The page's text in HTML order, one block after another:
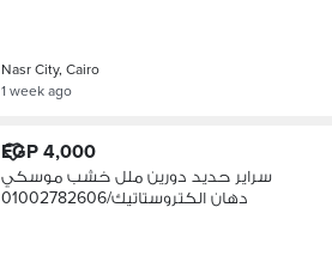
Nasr City, Cairo
1 week ago
EGP 4,000
سراير حديد دورين ملل خشب موسكي
دهان الكتروستاتيك/01002782606